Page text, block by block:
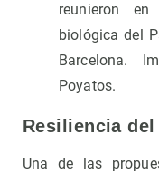
reunieron
biológica del
Barcelona.
Poyatos.
Resiliencia del
Una de las